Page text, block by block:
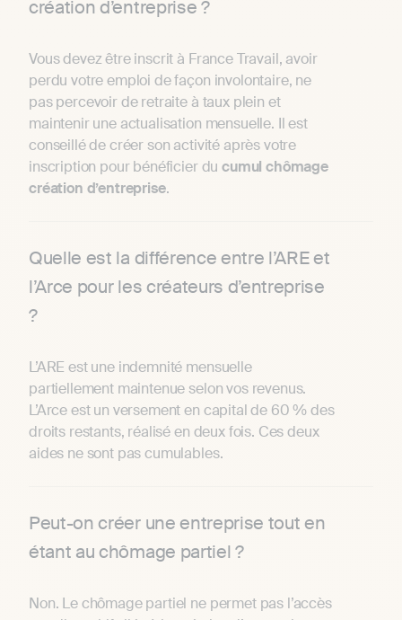
création d’entreprise ?
Vous devez être inscrit à France Travail, avoir
perdu votre emploi de façon involontaire, ne
pas percevoir de retraite à taux plein et
maintenir une actualisation mensuelle. Il est
conseillé de créer son activité après votre
inscription pour bénéficier ducumul chômage
création d’entreprise.
Quelle est la différence entre l’ARE et
l’Arce pour les créateurs d’entreprise
?
L’ARE est une indemnité mensuelle
partiellement maintenue selon vos revenus.
L’Arce est un versement en capital de 60 % des
droits restants, réalisé en deux fois. Ces deux
aides ne sont pas cumulables.
Peut-on créer une entreprise tout en
étant au chômage partiel ?
Non. Le chômage partiel ne permet pas l’accès